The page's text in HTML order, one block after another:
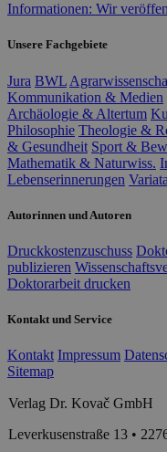
Informationen: Wir
Unsere Fachgebiete
Jura BWL
Kommunikation & Medien
Archäologie & Altertum
Philosophie Theologie &
& Gesundheit Sport &
Mathematik & Naturwiss.
Lebenserinnerungen Variata
Autorinnen und Autoren
Druckkostenzuschuss
publizieren
Doktorarbeit drucken
Kontakt und Service
Kontakt Impressum
Sitemap
Verlag Dr. Kovač GmbH
Leverkusenstraße 13 •